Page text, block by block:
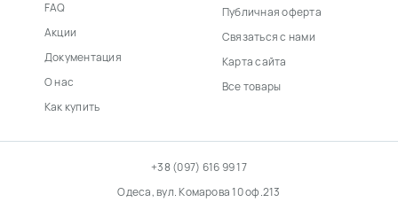
FAQ
Акции
Документация
О нас
Как купить
Публичная оферта
Связаться с нами
Карта сайта
Все товары
+38 (097) 616 99 17
Одеса, вул. Комарова 10 оф.213